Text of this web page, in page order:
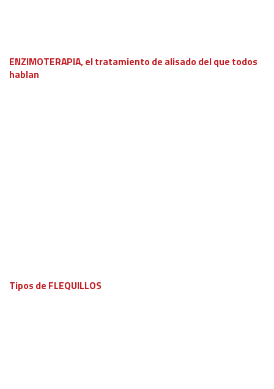
ENZIMOTERAPIA, el tratamiento de alisado del que todos
hablan
Tipos de FLEQUILLOS